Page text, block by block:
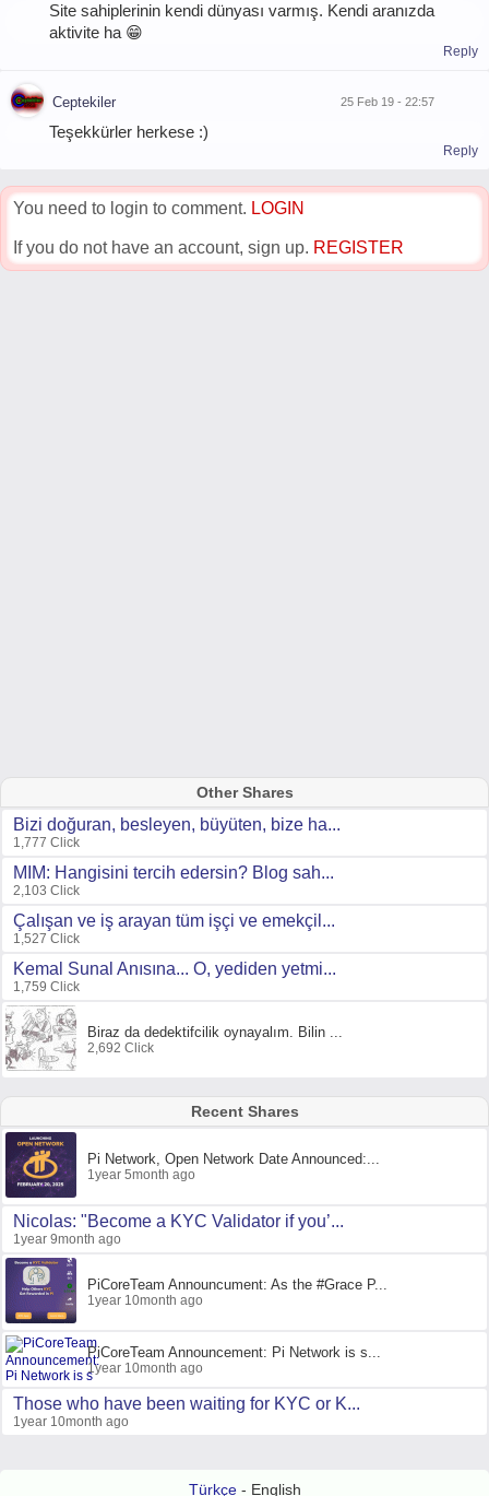
Site sahiplerinin kendi dünyası varmış. Kendi aranızda
aktivite ha 😁
Reply
Ceptekiler 25 Feb 19 - 22:57
Teşekkürler herkese :)
Reply
You need to login to comment. LOGIN
If you do not have an account, sign up. REGISTER
Other Shares
Bizi doğuran, besleyen, büyüten, bize ha...
1,777 Click
MIM: Hangisini tercih edersin? Blog sah...
2,103 Click
Çalışan ve iş arayan tüm işçi ve emekçil...
1,527 Click
Kemal Sunal Anısına... O, yediden yetmi...
1,759 Click
Biraz da dedektifcilik oynayalım. Bilin ...
2,692 Click
Recent Shares
Pi Network, Open Network Date Announced:...
1year 5month ago
Nicolas: "Become a KYC Validator if you’...
1year 9month ago
PiCoreTeam Announcument: As the #Grace P...
1year 10month ago
PiCoreTeam Announcement: Pi Network is s...
1year 10month ago
Those who have been waiting for KYC or K...
1year 10month ago
Türkçe- English